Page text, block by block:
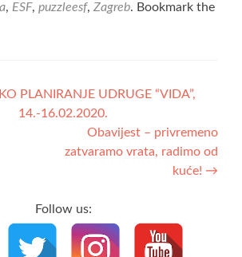
, ESF, puzzleesf, Zagreb. Bookmark the
PLANIRANJE UDRUGE “VIDA”,
14.-16.02.2020.
Obavijest – privremeno
zatvaramo vrata, radimo od
kuće! →
Follow us: